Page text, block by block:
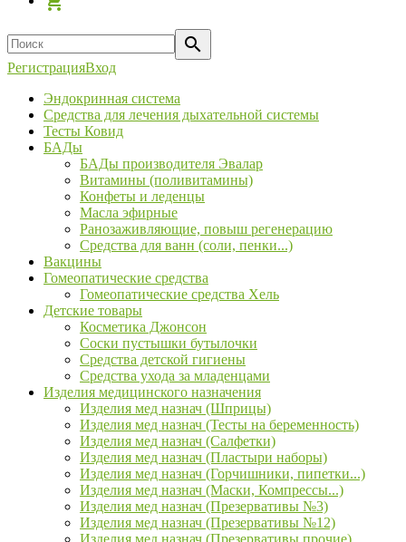
РегистрацияВход
Эндокринная система
Средства для лечения дыхательной системы
Тесты Ковид
БАДы
БАДы производителя Эвалар
Витамины (поливитамины)
Конфеты и леденцы
Масла эфирные
Ранозаживляющие, повыш регенерацию
Средства для ванн (соли, пенки...)
Вакцины
Гомеопатические средства
Гомеопатические средства Хель
Детские товары
Косметика Джонсон
Соски пустышки бутылочки
Средства детской гигиены
Средства ухода за младенцами
Изделия медицинского назначения
Изделия мед назнач (Шприцы)
Изделия мед назнач (Тесты на беременность)
Изделия мед назнач (Салфетки)
Изделия мед назнач (Пластыри наборы)
Изделия мед назнач (Горчишники, пипетки...)
Изделия мед назнач (Маски, Компрессы...)
Изделия мед назнач (Презервативы №3)
Изделия мед назнач (Презервативы №12)